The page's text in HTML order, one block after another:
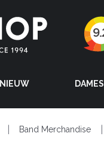
NIEUW DAMES
Band Merchandise